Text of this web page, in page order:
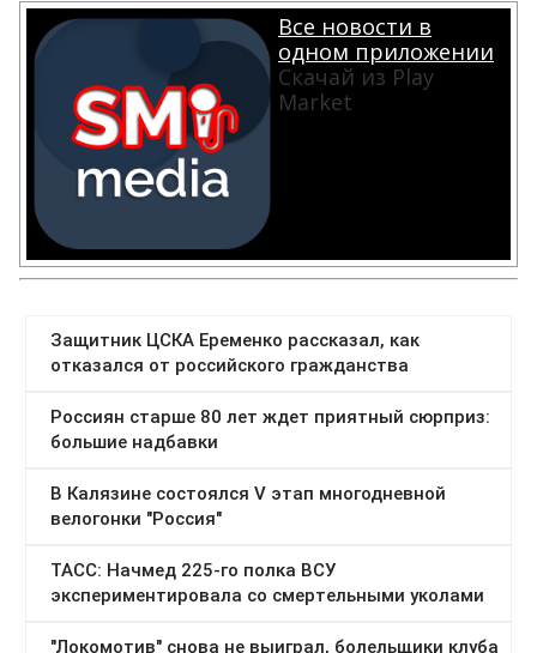
Все новости в
одном приложении
Скачай из Play
Market